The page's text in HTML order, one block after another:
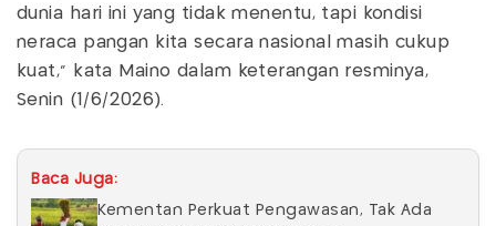
dunia hari ini yang tidak menentu, tapi kondisi
neraca pangan kita secara nasional masih cukup
kuat," kata Maino dalam keterangan resminya,
Senin (1/6/2026).
Baca Juga:
Kementan Perkuat Pengawasan, Tak Ada